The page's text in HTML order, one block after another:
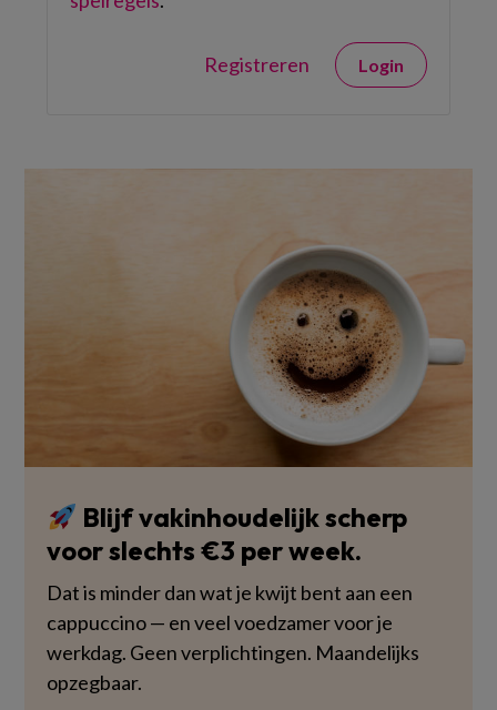
Registreren Login
Blijf vakinhoudelijk scherp
voor slechts €3 per week.
Dat is minder dan wat je kwijt bent aan een
cappuccino — en veel voedzamer voor je
werkdag. Geen verplichtingen. Maandelijks
opzegbaar.